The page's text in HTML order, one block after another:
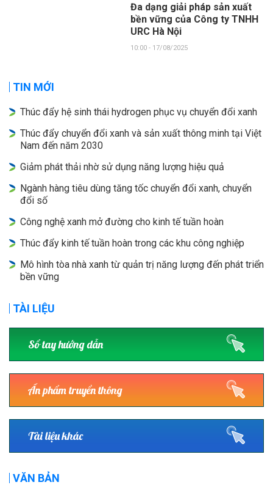
Đa dạng giải pháp sản xuất
bền vững của Công ty TNHH
URC Hà Nội
10:00 - 17/08/2025
TIN MỚI
Thúc đẩy hệ sinh thái hydrogen phục vụ chuyển đổi xanh
Thúc đẩy chuyển đổi xanh và sản xuất thông minh tại Việt
Nam đến năm 2030
Giảm phát thải nhờ sử dụng năng lượng hiệu quả
Ngành hàng tiêu dùng tăng tốc chuyển đổi xanh, chuyển
đổi số
Công nghệ xanh mở đường cho kinh tế tuần hoàn
Thúc đẩy kinh tế tuần hoàn trong các khu công nghiệp
Mô hình tòa nhà xanh từ quản trị năng lượng đến phát triển
bền vững
TÀI LIỆU
Sổ tay hướng dẫn
Ấn phẩm truyền thông
Tài liệu khác
VĂN BẢN